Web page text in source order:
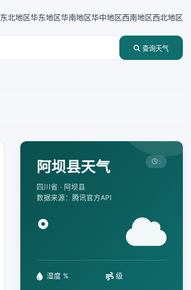
东北地区华东地区华南地区华中地区西南地区西北地区
查询天气
阿坝县天气
四川省 · 阿坝县
数据来源：腾讯官方API
:
°
湿度 % 级